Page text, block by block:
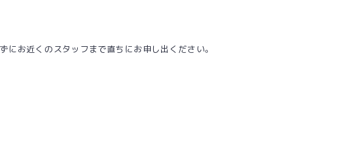
お近くのスタッフまで直ちにお申し出ください。